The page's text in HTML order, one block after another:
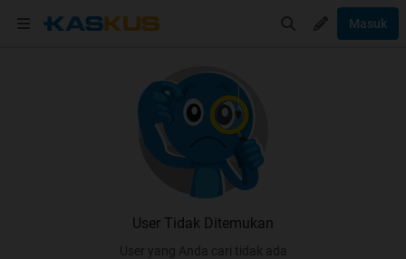
Masuk
User Tidak Ditemukan
User yang Anda cari tidak ada